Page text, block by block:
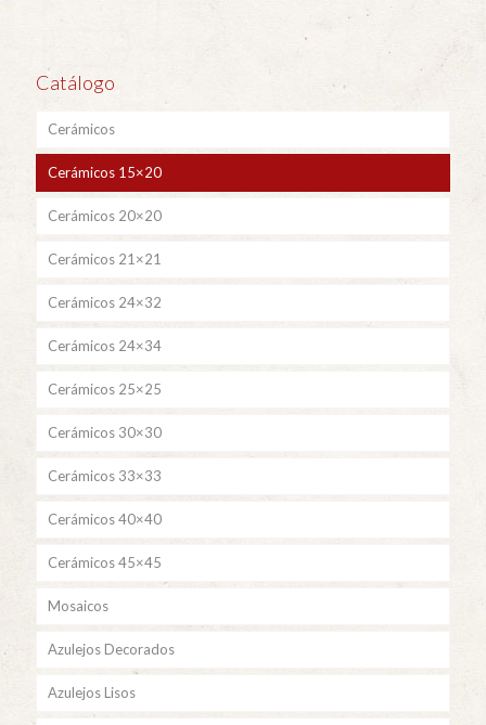
Catálogo
Cerámicos
Cerámicos 15×20
Cerámicos 20×20
Cerámicos 21×21
Cerámicos 24×32
Cerámicos 24×34
Cerámicos 25×25
Cerámicos 30×30
Cerámicos 33×33
Cerámicos 40×40
Cerámicos 45×45
Mosaicos
Azulejos Decorados
Azulejos Lisos